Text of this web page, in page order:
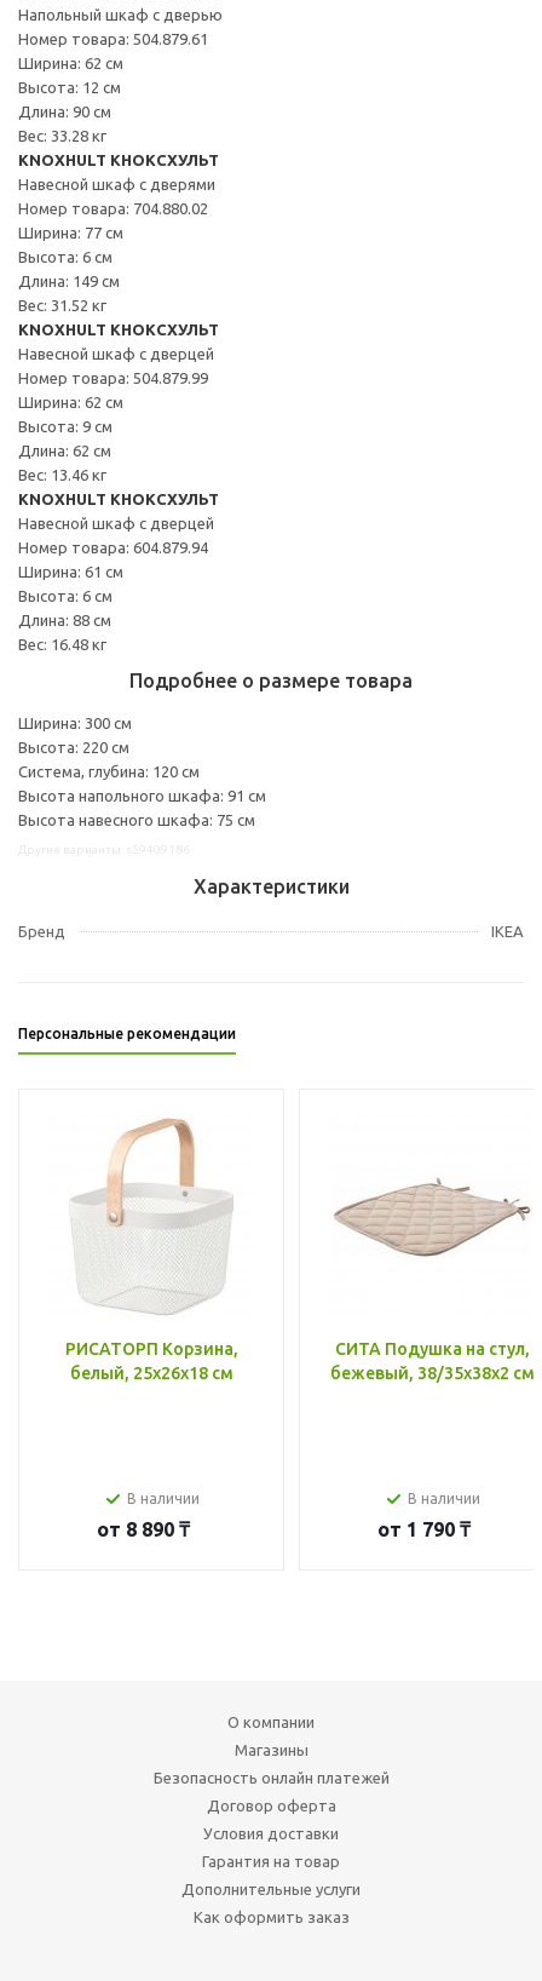
Напольный шкаф с дверью
Номер товара: 504.879.61
Ширина: 62 см
Высота: 12 см
Длина: 90 см
Вес: 33.28 кг
KNOXHULT КНОКСХУЛЬТ
Навесной шкаф с дверями
Номер товара: 704.880.02
Ширина: 77 см
Высота: 6 см
Длина: 149 см
Вес: 31.52 кг
KNOXHULT КНОКСХУЛЬТ
Навесной шкаф с дверцей
Номер товара: 504.879.99
Ширина: 62 см
Высота: 9 см
Длина: 62 см
Вес: 13.46 кг
KNOXHULT КНОКСХУЛЬТ
Навесной шкаф с дверцей
Номер товара: 604.879.94
Ширина: 61 см
Высота: 6 см
Длина: 88 см
Вес: 16.48 кг
Подробнее о размере товара
Ширина: 300 см
Высота: 220 см
Система, глубина: 120 см
Высота напольного шкафа: 91 см
Высота навесного шкафа: 75 см
Характеристики
Бренд IKEA
Персональные рекомендации
РИСАТОРП Корзина,
белый, 25x26x18 см
В наличии
от 8 890 ₸
СИТА Подушка на стул,
бежевый, 38/35x38x2 см
В наличии
от 1 790 ₸
О компании
Магазины
Безопасность онлайн платежей
Договор оферта
Условия доставки
Гарантия на товар
Дополнительные услуги
Как оформить заказ